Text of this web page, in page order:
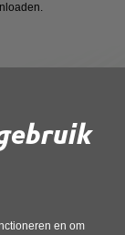
en om